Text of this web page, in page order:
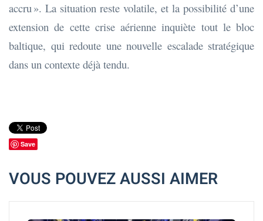
accru ». La situation reste volatile, et la possibilité d’une
extension de cette crise aérienne inquiète tout le bloc
baltique, qui redoute une nouvelle escalade stratégique
dans un contexte déjà tendu.
Save
VOUS POUVEZ AUSSI AIMER